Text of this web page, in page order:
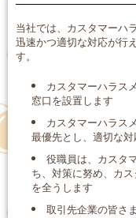
当社では、カスタマーハ
迅速かつ適切な対応が行
す。
カスタマーハラス
窓口を設置します
カスタマーハラス
最優先とし、適切な
役職員は、カスタ
ち、対策に努め、カ
を全うします
取引先企業の皆さ